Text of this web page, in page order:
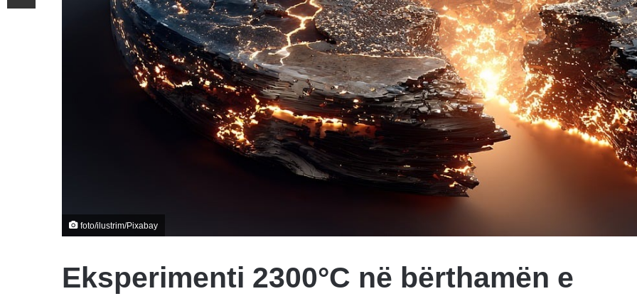
foto/ilustrim/Pixabay
Eksperimenti 2300°C në bërthamën e